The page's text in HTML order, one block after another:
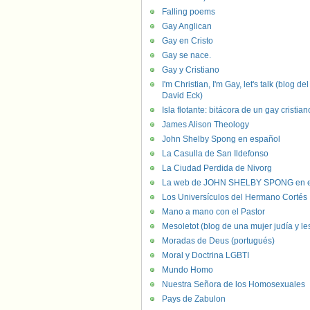
Falling poems
Gay Anglican
Gay en Cristo
Gay se nace.
Gay y Cristiano
I'm Christian, I'm Gay, let's talk (blog del
David Eck)
Isla flotante: bitácora de un gay
James Alison Theology
John Shelby Spong en español
La Casulla de San Ildefonso
La Ciudad Perdida de Nivorg
La web de JOHN SHELBY SPONG en
Los Universículos del Hermano Cortés
Mano a mano con el Pastor
Mesoletot (blog de una mujer judía y
Moradas de Deus (portugués)
Moral y Doctrina LGBTI
Mundo Homo
Nuestra Señora de los Homosexuales
Pays de Zabulon